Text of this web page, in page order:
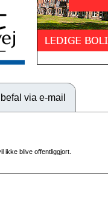
via e-mail
ikke blive offentliggjort.